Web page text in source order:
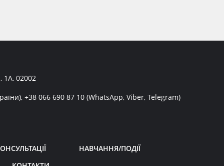
1А, 02002
+38 066 690 87 10 (WhatsApp, Viber, Telegram)
НАВЧАННЯ/ПОДІЇ